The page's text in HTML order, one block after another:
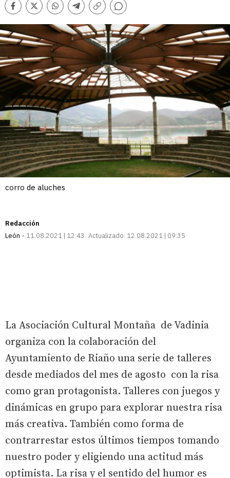
Facebook
TwitterWhatsappTelegram
Copiar
Comentarios
corro de aluches
Redacción
León
11.08.2021 | 12:43 Actualizado: 12.08.2021 | 09:35
La Asociación Cultural Montaña de Vadinia
organiza con la colaboración del
Ayuntamiento de Riaño una serie de talleres
desde mediados del mes de agosto con la risa
como gran protagonista. Talleres con juegos y
dinámicas en grupo para explorar nuestra risa
más creativa. También como forma de
contrarrestar estos últimos tiempos tomando
nuestro poder y eligiendo una actitud más
optimista. La risa y el sentido del humor es